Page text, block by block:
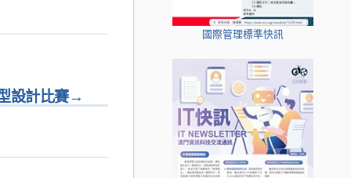
→
設計比賽
國際管理標準快訊